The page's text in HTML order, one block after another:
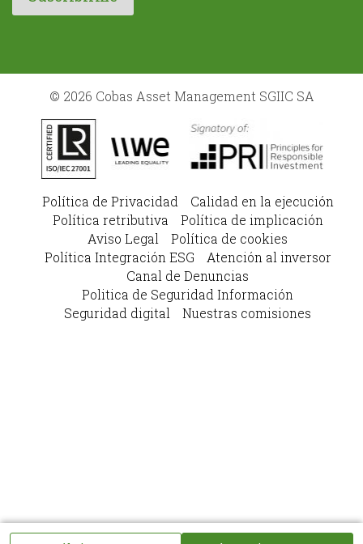
© 2026 Cobas Asset Management SGIIC SA
Política de Privacidad
Calidad en la ejecución
Política retributiva
Política de implicación
Aviso Legal
Política de cookies
Política Integración ESG
Atención al inversor
Canal de Denuncias
Politica de Seguridad Información
Seguridad digital
Nuestras comisiones